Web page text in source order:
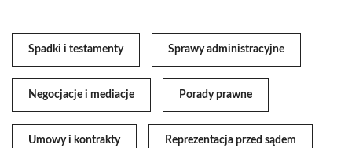
Spadki i testamenty Sprawy administracyjne
Negocjacje i mediacje Porady prawne
Umowy i kontrakty Reprezentacja przed sądem